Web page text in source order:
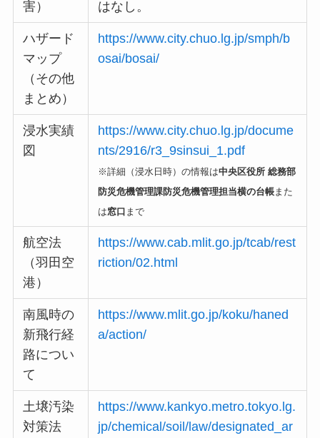
害）
はなし。
ハザード
マップ
（その他
まとめ）
https://www.city.chuo.lg.jp/smph/b
osai/bosai/
浸水実績
図
https://www.city.chuo.lg.jp/docume
nts/2916/r3_9sinsui_1.pdf
※詳細（浸水日時）の情報は中央区役所 総務部
防災危機管理課防災危機管理担当横の台帳 また
は窓口 まで
航空法
（羽田空
港）
https://www.cab.mlit.go.jp/tcab/rest
riction/02.html
南風時の
新飛行経
路につい
て
https://www.mlit.go.jp/koku/haned
a/action/
土壌汚染
対策法
https://www.kankyo.metro.tokyo.lg.
jp/chemical/soil/law/designated_ar